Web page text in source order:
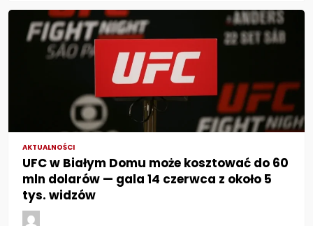
AKTUALNOŚCI
UFC w Białym Domu może kosztować do 60
mln dolarów — gala 14 czerwca z około 5
tys. widzów